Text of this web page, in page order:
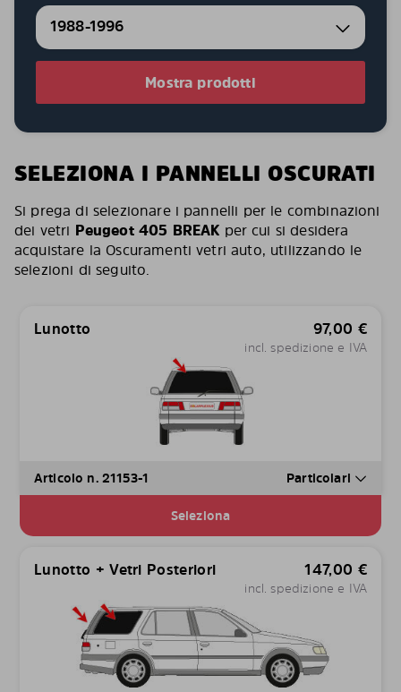
1988-1996
Mostra prodotti
SELEZIONA I PANNELLI OSCURATI
Si prega di selezionare i pannelli per le combinazioni
dei vetri Peugeot 405 BREAK per cui si desidera
acquistare la Oscuramenti vetri auto, utilizzando le
selezioni di seguito.
Lunotto 97,00 €
incl. spedizione e IVA
Articolo n. 21153-1 Particolari
Seleziona
Lunotto + Vetri Posteriori 147,00 €
incl. spedizione e IVA